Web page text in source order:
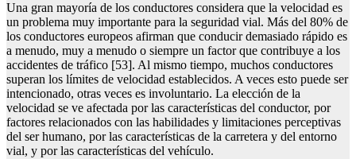
Una gran mayoría de los conductores considera que la velocidad es
un problema muy importante para la seguridad vial. Más del 80% de
los conductores europeos afirman que conducir demasiado rápido es
a menudo, muy a menudo o siempre un factor que contribuye a los
accidentes de tráfico [53]. Al mismo tiempo, muchos conductores
superan los límites de velocidad establecidos. A veces esto puede ser
intencionado, otras veces es involuntario. La elección de la
velocidad se ve afectada por las características del conductor, por
factores relacionados con las habilidades y limitaciones perceptivas
del ser humano, por las características de la carretera y del entorno
vial, y por las características del vehículo.